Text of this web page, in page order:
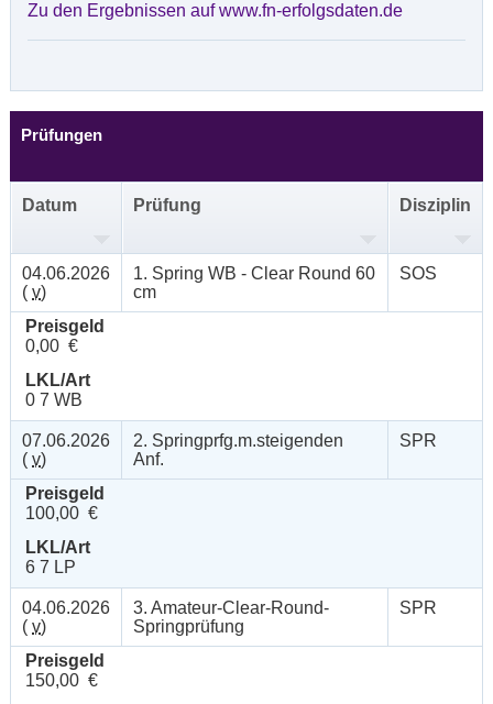
Zu den Ergebnissen auf www.fn-erfolgsdaten.de
Prüfungen
Datum Prüfung Disziplin
04.06.2026
( v)
1. Spring WB - Clear Round 60
cm
SOS
Preisgeld
0,00 €
LKL/Art
0 7 WB
07.06.2026
( v)
2. Springprfg.m.steigenden
Anf.
SPR
Preisgeld
100,00 €
LKL/Art
6 7 LP
04.06.2026
( v)
3. Amateur-Clear-Round-
Springprüfung
SPR
Preisgeld
150,00 €